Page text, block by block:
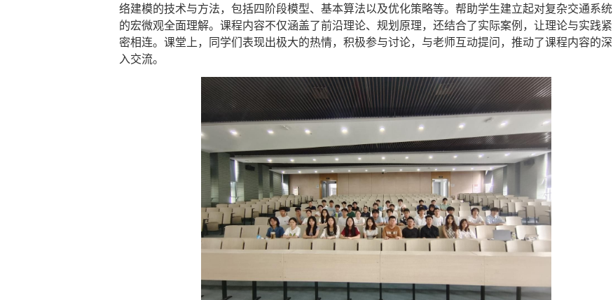
络建模的技术与方法，包括四阶段模型、基本算法以及优化策略等。帮助学生建立起对复杂交通系统
的宏微观全面理解。课程内容不仅涵盖了前沿理论、规划原理，还结合了实际案例，让理论与实践紧
密相连。课堂上，同学们表现出极大的热情，积极参与讨论，与老师互动提问，推动了课程内容的深
入交流。